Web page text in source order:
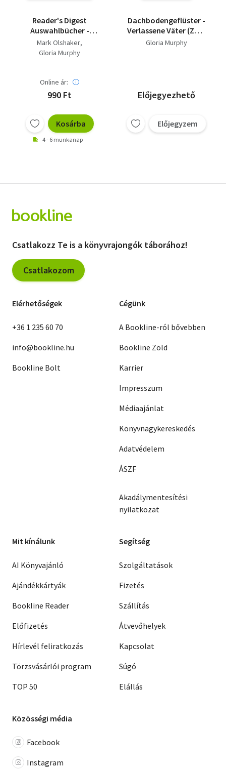
Reader's Digest
Auswahlbücher -
Todesursache:
unbekannt. Helden
Adler. Nächtliche
Schatten.
Mark Olshaker
Gloria Murphy
Online ár:
990 Ft
Kosárba
4 - 6 munkanap
Dachbodengeflüster -
Verlassene Väter (Zwei
Romane)
Gloria Murphy
Előjegyezhető
Előjegyzem
Csatlakozz Te is a könyvrajongók táborához!
Csatlakozom
Elérhetőségek
+36 1 235 60 70
info@bookline.hu
Bookline Bolt
Cégünk
A Bookline-ról bővebben
Bookline Zöld
Karrier
Impresszum
Médiaajánlat
Könyvnagykereskedés
Adatvédelem
ÁSZF
Akadálymentesítési
nyilatkozat
Mit kínálunk
AI Könyvajánló
Ajándékkártyák
Bookline Reader
Előfizetés
Hírlevél feliratkozás
Törzsvásárlói program
TOP 50
Segítség
Szolgáltatások
Fizetés
Szállítás
Átvevőhelyek
Kapcsolat
Súgó
Elállás
Közösségi média
Facebook
Instagram